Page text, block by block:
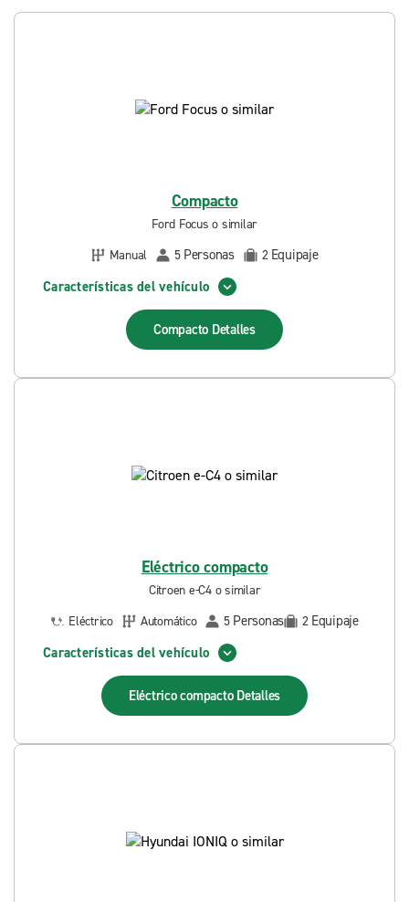
Compacto
Ford Focus o similar
Manual
5 Personas 2 Equipaje
Características del vehículo
Compacto Detalles
Eléctrico compacto
Citroen e-C4 o similar
Eléctrico
Automático 5 Personas 2 Equipaje
Características del vehículo
Eléctrico compacto Detalles